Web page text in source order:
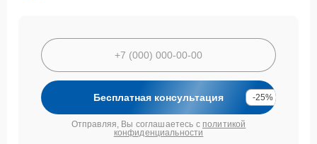
Бесплатная консультация -25%
Отправляя, Вы соглашаетесь с политикой
конфиденциальности